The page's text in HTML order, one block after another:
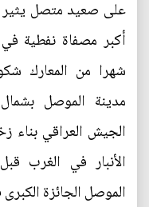
على صعيد متصل
شهرا من المعارك
مدينة الموصل
الجيش العراقي
الأنبار في الغرب
الموصل الجائزة